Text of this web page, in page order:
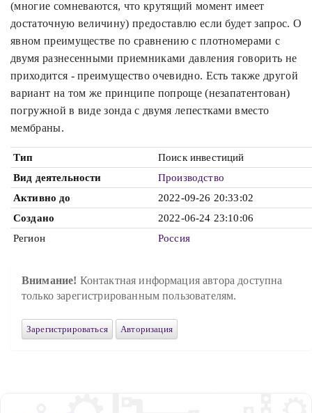
(многие сомневаются, что крутящий момент имеет
достаточную величину) предоставлю если будет запрос. О
явном преимуществе по сравнению с плотномерами с
двумя разнесенными приемниками давления говорить не
приходится - преимущество очевидно. Есть также другой
вариант на том же принципе попроще (незапатентован)
погружной в виде зонда с двумя лепестками вместо
мембраны.
Тип
Поиск инвестиций
Вид деятельности
Производство
Активно до
2022-09-26 20:33:02
Создано
2022-06-24 23:10:06
Регион
Россия
Внимание! Контактная информация автора доступна
только зарегистрированным пользователям.
Зарегистрироваться Авторизация